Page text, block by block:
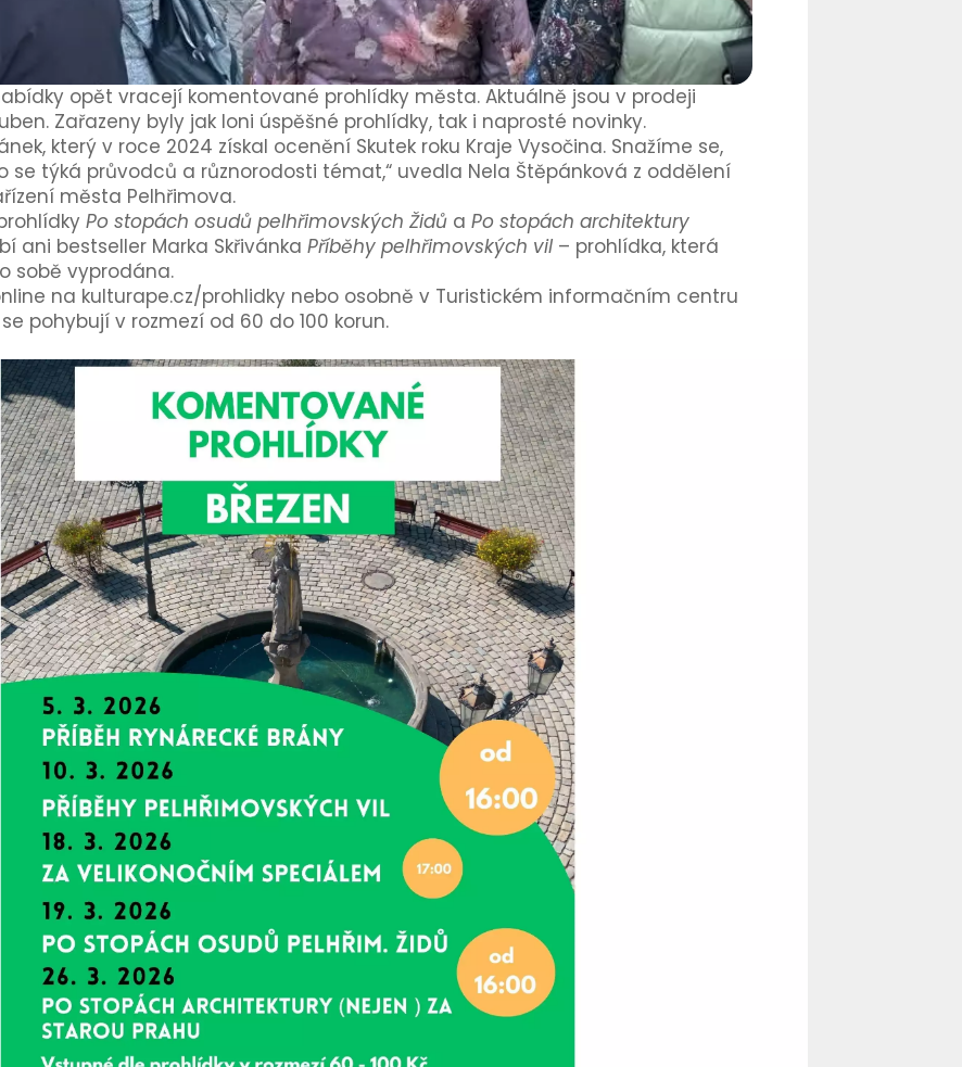
opět vracejí komentované prohlídky města. Aktuálně jsou v prodeji
Zařazeny byly jak loni úspěšné prohlídky, tak i naprosté novinky.
který v roce 2024 získal ocenění Skutek roku Kraje Vysočina. Snažíme se,
se týká průvodců a různorodosti témat,“ uvedla Nela Štěpánková z oddělení
města Pelhřimova.
Po stopách osudů pelhřimovských Židů a Po stopách architektury
ani bestseller Marka Skřivánka Příběhy pelhřimovských vil – prohlídka, která
sobě vyprodána.
na kulturape.cz/prohlidky nebo osobně v Turistickém informačním centru
pohybují v rozmezí od 60 do 100 korun.